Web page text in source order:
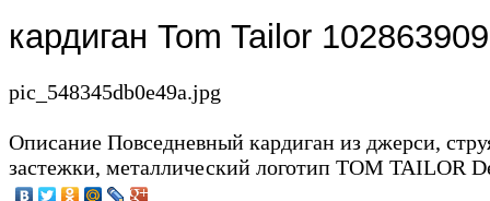
кардиган Tom Tailor
pic_548345db0e49a.jpg
Описание Повседневный кардиган из джерси,
застежки, металлический логотип TOM TAILOR